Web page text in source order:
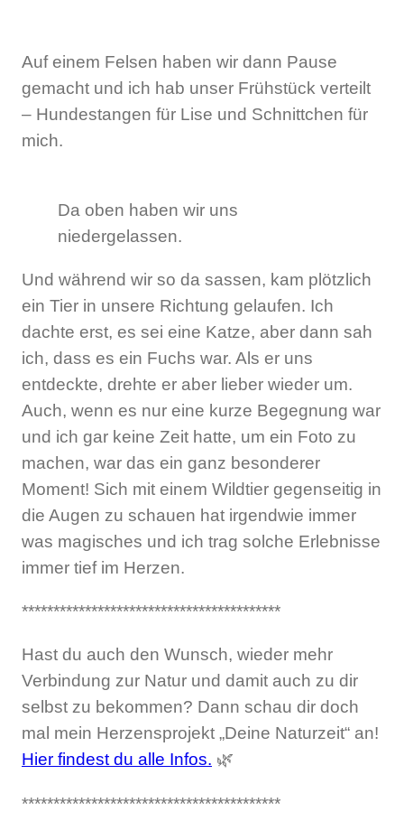
Auf einem Felsen haben wir dann Pause
gemacht und ich hab unser Frühstück verteilt
– Hundestangen für Lise und Schnittchen für
mich.
Da oben haben wir uns
niedergelassen.
Und während wir so da sassen, kam plötzlich
ein Tier in unsere Richtung gelaufen. Ich
dachte erst, es sei eine Katze, aber dann sah
ich, dass es ein Fuchs war. Als er uns
entdeckte, drehte er aber lieber wieder um.
Auch, wenn es nur eine kurze Begegnung war
und ich gar keine Zeit hatte, um ein Foto zu
machen, war das ein ganz besonderer
Moment! Sich mit einem Wildtier gegenseitig in
die Augen zu schauen hat irgendwie immer
was magisches und ich trag solche Erlebnisse
immer tief im Herzen.
*****************************************
Hast du auch den Wunsch, wieder mehr
Verbindung zur Natur und damit auch zu dir
selbst zu bekommen? Dann schau dir doch
mal mein Herzensprojekt „Deine Naturzeit“ an!
Hier findest du alle Infos. 🌿
*****************************************